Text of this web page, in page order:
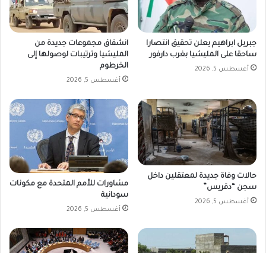
جبريل ابراهيم يعلن تحقيق انتصارا
ساحقا على المليشيا بغرب دارفور
أغسطس 5, 2026
انشقاق مجموعات جديدة من
المليشيا وترتيبات لوصولها إلى
الخرطوم
أغسطس 5, 2026
حالات وفاة جديدة لمعتقلين داخل
سجن “دقريس”
أغسطس 5, 2026
مشاورات للأمم المتحدة مع مكونات
سودانية
أغسطس 5, 2026